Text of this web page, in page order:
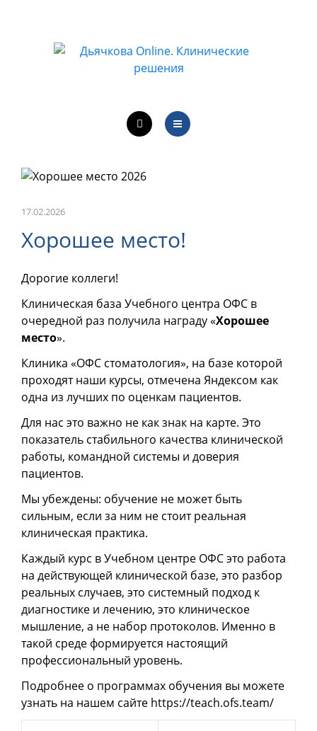
ЛЕЧЕБНАЯ ДЕЯТЕЛЬНОСТЬ
НОВОСТИ
ОБУЧЕНИЕ ВРАЧЕЙ
ЛЕЧЕБНАЯ ДЕЯТЕЛЬНОСТЬ
ОНЛАЙН-КУРСЫ
17.02.2026
Хорошее место!
Дорогие коллеги!
Клиническая база Учебного центра ОФС в
очередной раз получила награду «Хорошее
место».
Клиника «ОФС стоматология», на базе которой
проходят наши курсы, отмечена Яндексом как
одна из лучших по оценкам пациентов.
Для нас это важно не как знак на карте. Это
показатель стабильного качества клинической
работы, командной системы и доверия
пациентов.
Мы убеждены: обучение не может быть
сильным, если за ним не стоит реальная
клиническая практика.
Каждый курс в Учебном центре ОФС это работа
на действующей клинической базе, это разбор
реальных случаев, это системный подход к
диагностике и лечению, это клиническое
мышление, а не набор протоколов. Именно в
такой среде формируется настоящий
профессиональный уровень.
Подробнее о программах обучения вы можете
узнать на нашем сайте https://teach.ofs.team/